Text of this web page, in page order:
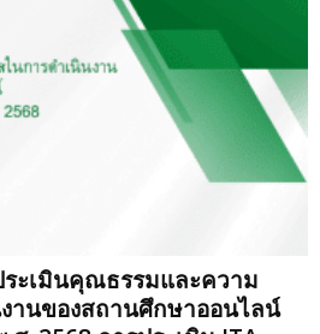
ะเมินคุณธรรมและความ
านของสถานศึกษาออนไลน์